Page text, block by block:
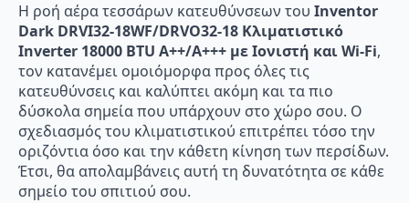
Η ροή αέρα τεσσάρων κατευθύνσεων του Inventor
Dark DRVI32-18WF/DRVO32-18 Κλιματιστικό
Inverter 18000 BTU A++/A+++ με Ιονιστή και Wi-Fi,
τον κατανέμει ομοιόμορφα προς όλες τις
κατευθύνσεις και καλύπτει ακόμη και τα πιο
δύσκολα σημεία που υπάρχουν στο χώρο σου. Ο
σχεδιασμός του κλιματιστικού επιτρέπει τόσο την
οριζόντια όσο και την κάθετη κίνηση των περσίδων.
Έτσι, θα απολαμβάνεις αυτή τη δυνατότητα σε κάθε
σημείο του σπιτιού σου.